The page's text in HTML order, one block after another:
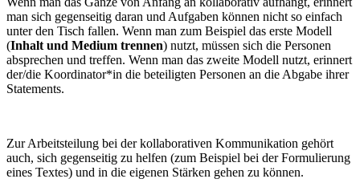
man sich gegenseitig daran und Aufgaben können nicht so einfach
unter den Tisch fallen. Wenn man zum Beispiel das erste Modell
(Inhalt und Medium trennen) nutzt, müssen sich die Personen
absprechen und treffen. Wenn man das zweite Modell nutzt, erinnert
der/die Koordinator*in die beteiligten Personen an die Abgabe ihrer
Statements.
Zur Arbeitsteilung bei der kollaborativen Kommunikation gehört
auch, sich gegenseitig zu helfen (zum Beispiel bei der Formulierung
eines Textes) und in die eigenen Stärken gehen zu können.